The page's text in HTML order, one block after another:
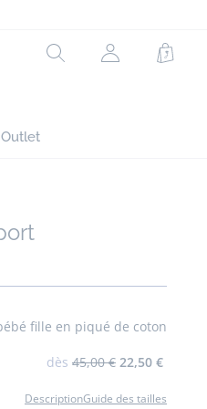
Rechercher
Mon
Outlet
Ajouter à mes favoris : Robe polo bébé
fille en piqué de coton
dès 45,00 € 22,50 €
Description Guide des tailles